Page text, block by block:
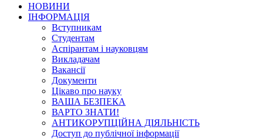
НОВИНИ
ІНФОРМАЦІЯ
Вступникам
Студентам
Аспірантам і науковцям
Викладачам
Вакансії
Документи
Цікаво про науку
ВАША БЕЗПЕКА
ВАРТО ЗНАТИ!
АНТИКОРУПЦІЙНА ДІЯЛЬНІСТЬ
Доступ до публічної інформації